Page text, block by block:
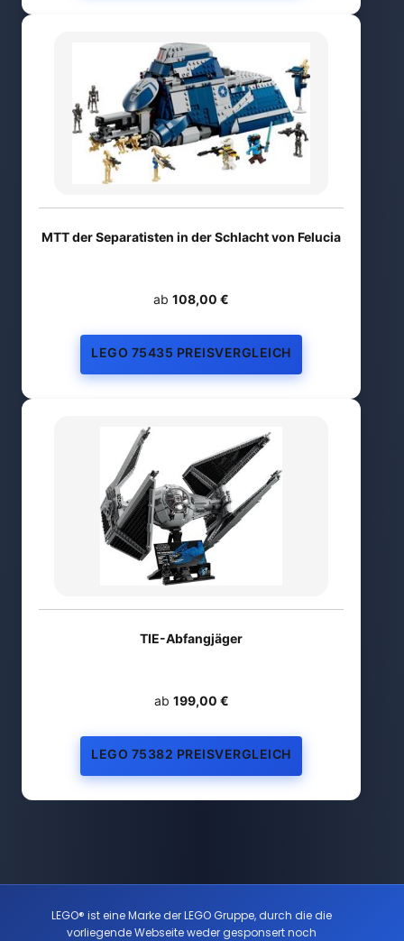
MTT der Separatisten in der Schlacht von Felucia
ab 108,00 €
LEGO 75435 PREISVERGLEICH
TIE-Abfangjäger
ab 199,00 €
LEGO 75382 PREISVERGLEICH
LEGO® ist eine Marke der LEGO Gruppe, durch die die
vorliegende Webseite weder gesponsert noch